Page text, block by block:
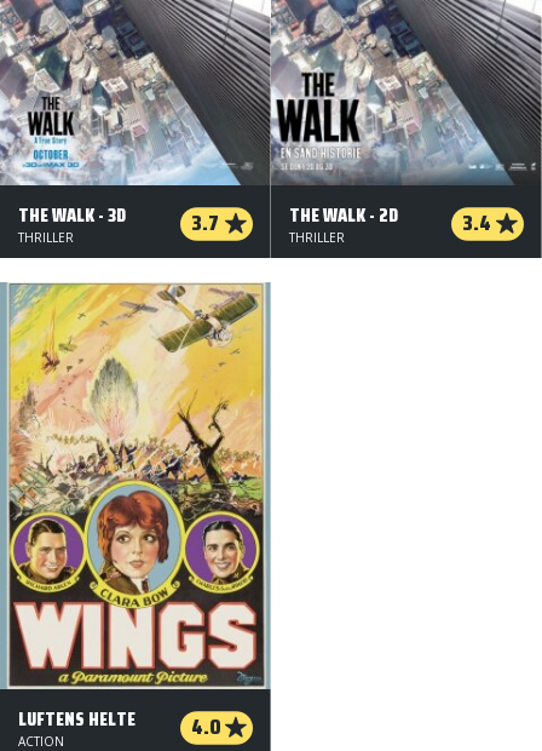
THE WALK - 3D 3.7
THRILLER
THE WALK - 2D 3.4
THRILLER
LUFTENS HELTE 4.0
ACTION